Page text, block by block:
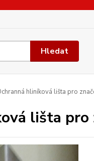
Hledat
hliníková lišta pro
lišta